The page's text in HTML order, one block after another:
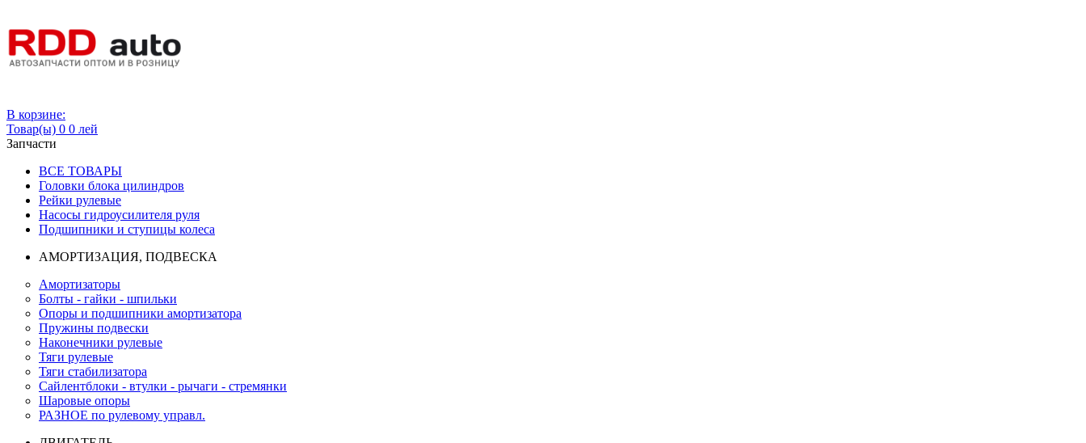
В корзине:
Товар(ы) 0 0 лей
Запчасти
ВСЕ ТОВАРЫ
Головки блока цилиндров
Рейки рулевые
Насосы гидроусилителя руля
Подшипники и ступицы колеса
АМОРТИЗАЦИЯ, ПОДВЕСКА
Амортизаторы
Болты - гайки - шпильки
Опоры и подшипники амортизатора
Пружины подвески
Наконечники рулевые
Тяги рулевые
Тяги стабилизатора
Сайлентблоки - втулки - рычаги - стремянки
Шаровые опоры
РАЗНОЕ по рулевому управл.